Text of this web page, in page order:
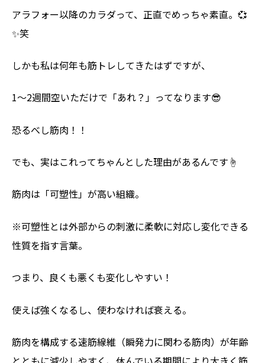
アラフォー以降のカラダって、正直でめっちゃ素直。💞
✨笑
しかも私は何年も筋トレしてきたはずですが、
1〜2週間空いただけで「あれ？」ってなります😎
恐るべし筋肉！！
でも、実はこれってちゃんとした理由があるんです☝️
筋肉は「可塑性」が高い組織。
※可塑性とは外部からの刺激に柔軟に対応し変化できる
性質を指す言葉。
つまり、良くも悪くも変化しやすい！
使えば強くなるし、使わなければ衰える。
筋肉を構成する速筋線維（瞬発力に関わる筋肉）が年齢